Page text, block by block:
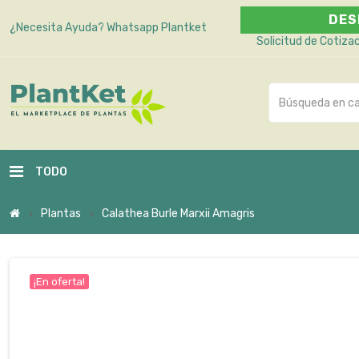
¿Necesita Ayuda? Whatsapp Plantket
Solicitud de
TODO
chevron_right Plantas chevron_right Calathea Burle Marxii Amagris
¡En oferta!